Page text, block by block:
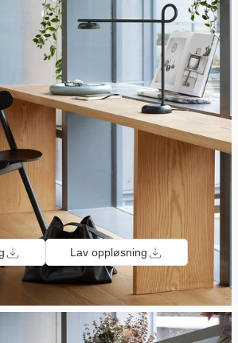
Lav oppløsning